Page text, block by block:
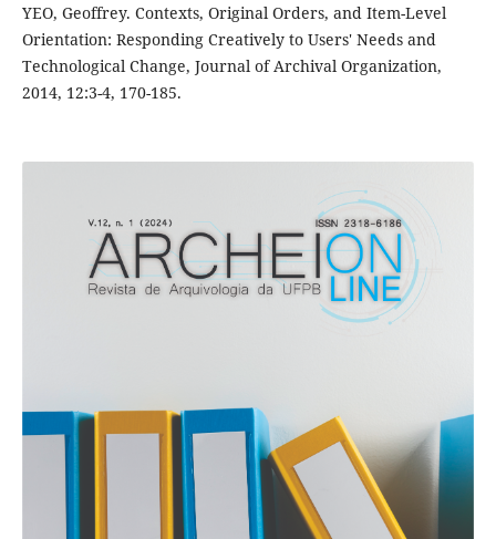
YEO, Geoffrey. Contexts, Original Orders, and Item-Level
Orientation: Responding Creatively to Users' Needs and
Technological Change, Journal of Archival Organization,
2014, 12:3-4, 170-185.